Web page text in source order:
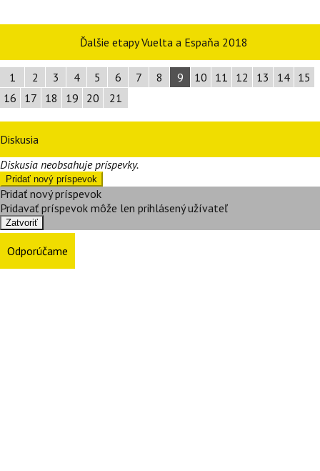
Ďalšie etapy Vuelta a Espaňa 2018
1 2 3 4 5 6 7 8 9 10 11 12 13 14 15
16
17 18 19 20 21
Diskusia
Diskusia neobsahuje príspevky.
Pridať nový príspevok
Pridať nový príspevok
Pridavať príspevok môže len prihlásený užívateľ
Zatvoriť
Odporúčame